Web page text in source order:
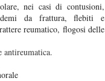
nei casi di contusioni,
da frattura, flebiti e
reumatico, flogosi delle
antireumatica.